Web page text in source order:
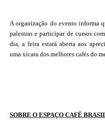
A organização do evento informa
palestras e participar de cursos
dia, a feira estará aberta aos
uma xícara dos melhores cafés do
SOBRE O ESPAÇO CAFÉ